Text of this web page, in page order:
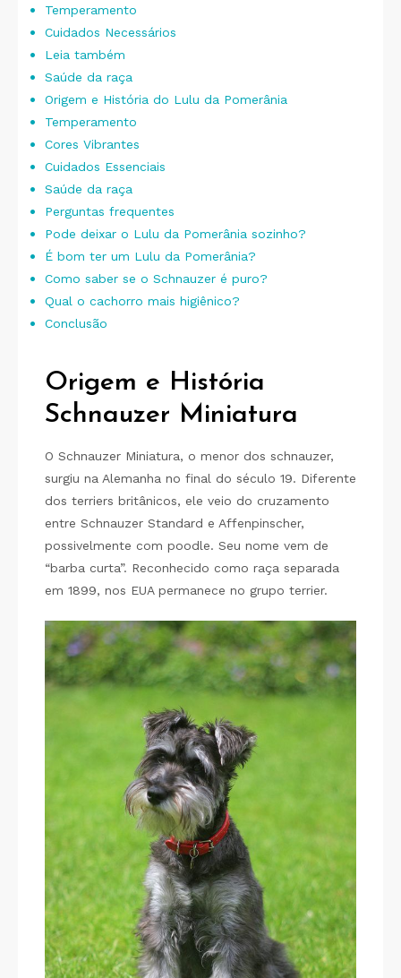
Temperamento
Cuidados Necessários
Leia também
Saúde da raça
Origem e História do Lulu da Pomerânia
Temperamento
Cores Vibrantes
Cuidados Essenciais
Saúde da raça
Perguntas frequentes
Pode deixar o Lulu da Pomerânia sozinho?
É bom ter um Lulu da Pomerânia?
Como saber se o Schnauzer é puro?
Qual o cachorro mais higiênico?
Conclusão
Origem e História
Schnauzer Miniatura
O Schnauzer Miniatura, o menor dos schnauzer,
surgiu na Alemanha no final do século 19. Diferente
dos terriers britânicos, ele veio do cruzamento
entre Schnauzer Standard e Affenpinscher,
possivelmente com poodle. Seu nome vem de
“barba curta”. Reconhecido como raça separada
em 1899, nos EUA permanece no grupo terrier.